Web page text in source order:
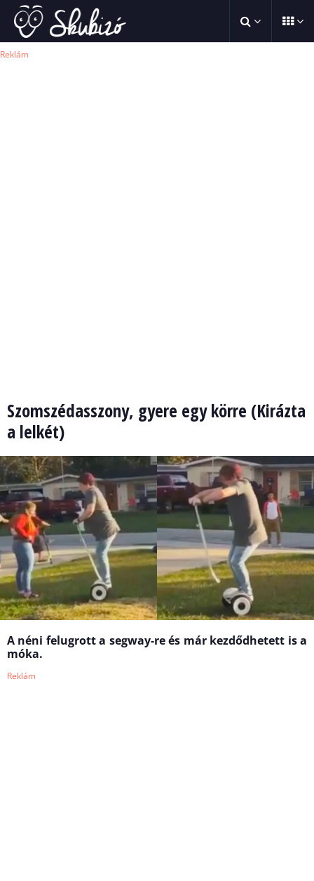
Reklám
Szomszédasszony, gyere egy körre (Kirázta
a lelkét)
A néni felugrott a segway-re és már kezdődhetett is a
móka.
Reklám